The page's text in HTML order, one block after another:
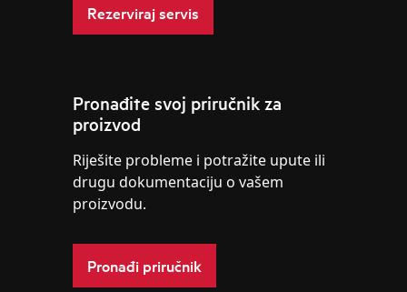
Rezerviraj servis
Pronađite svoj priručnik za
proizvod
Riješite probleme i potražite upute ili
drugu dokumentaciju o vašem
proizvodu.
Pronađi priručnik